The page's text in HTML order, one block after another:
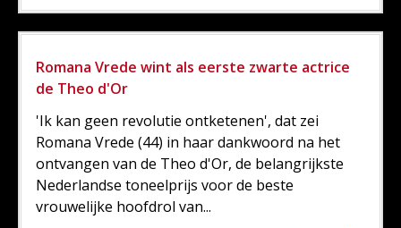
Romana Vrede wint als eerste zwarte actrice
de Theo d'Or
'Ik kan geen revolutie ontketenen', dat zei
Romana Vrede (44) in haar dankwoord na het
ontvangen van de Theo d'Or, de belangrijkste
Nederlandse toneelprijs voor de beste
vrouwelijke hoofdrol van...